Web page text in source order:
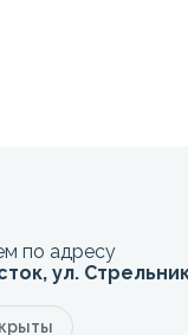
по адресу
ул.